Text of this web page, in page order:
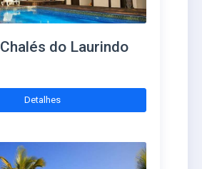
do Laurindo
Detalhes